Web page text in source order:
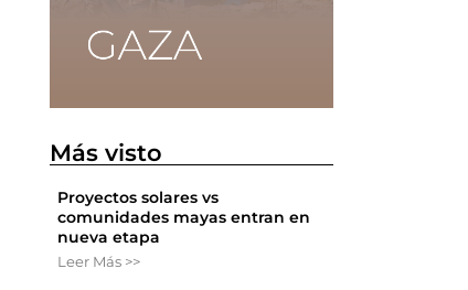
Más visto
Proyectos solares vs
comunidades mayas entran en
nueva etapa
Leer Más >>